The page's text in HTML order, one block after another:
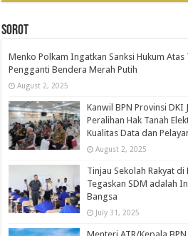
SOROT
Menko Polkam Ingatkan Sanksi Hukum
Pengganti Bendera Merah Putih
August 2, 2025
Kanwil BPN Provinsi DKI
Peralihan Hak Tanah
Kualitas Data dan
August 2, 2025
Tinjau Sekolah Rakyat
Tegaskan SDM adalah
Bangsa
July 31, 2025